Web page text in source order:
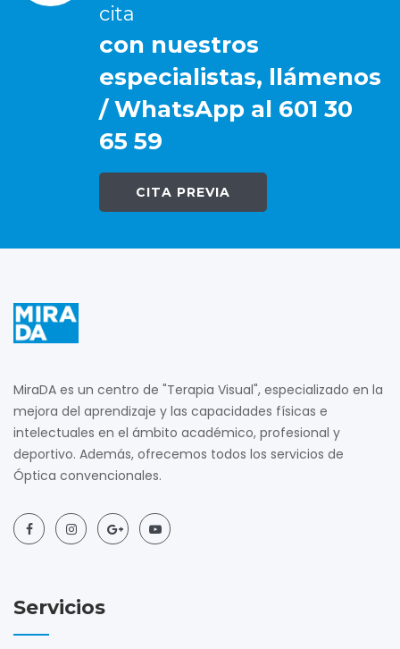
cita
con nuestros
especialistas, llámenos
/ WhatsApp al 601 30
65 59
CITA PREVIA
MiraDA es un centro de "Terapia Visual", especializado en la
mejora del aprendizaje y las capacidades físicas e
intelectuales en el ámbito académico, profesional y
deportivo. Además, ofrecemos todos los servicios de
Óptica convencionales.
Servicios